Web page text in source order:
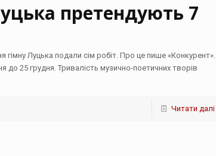
претендують 7
гімну Луцька подали сім робіт. Про це пише «Конкурент».
до 25 грудня. Тривалість музично-поетичних творів
Читати далі